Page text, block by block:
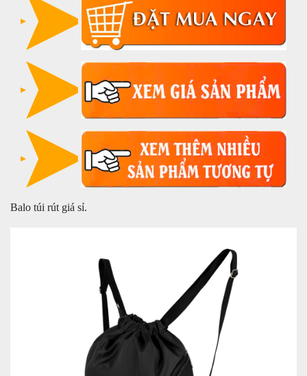
Balo túi rút giá sỉ.